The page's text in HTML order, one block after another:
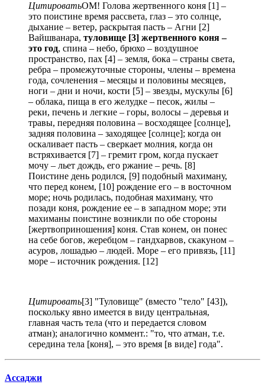
ЦитироватьОМ! Голова жертвенного коня [1] –
это поистине время рассвета, глаз – это солнце,
дыхание – ветер, раскрытая пасть – Агни [2]
Вайшванара, туловище [3] жертвенного коня –
это год, спина – небо, брюхо – воздушное
пространство, пах [4] – земля, бока – страны света,
ребра – промежуточные стороны, члены – времена
года, сочленения – месяцы и половины месяцев,
ноги – дни и ночи, кости [5] – звезды, мускулы [6]
– облака, пища в его желудке – песок, жилы –
реки, печень и легкие – горы, волосы – деревья и
травы, передняя половина – восходящее [солнце],
задняя половина – заходящее [солнце]; когда он
оскаливает пасть – сверкает молния, когда он
встряхивается [7] – гремит гром, когда пускает
мочу – льет дождь, его ржание – речь. [8]
Поистине день родился, [9] подобный махиману,
что перед конем, [10] рождение его – в восточном
море; ночь родилась, подобная махиману, что
позади коня, рождение ее – в западном море; эти
махиманы поистине возникли по обе стороны
[жертвоприношения] коня. Став конем, он понес
на себе богов, жеребцом – гандхарвов, скакуном –
асуров, лошадью – людей. Море – его привязь, [11]
море – источник рождения. [12]
Цитировать[3] "Туловище" (вместо "тело" [43]),
поскольку явно имеется в виду центральная,
главная часть тела (что и передается словом
атман); аналогично коммент.: "то, что атман, т.е.
середина тела [коня], – это время [в виде] года".
Ассаджи